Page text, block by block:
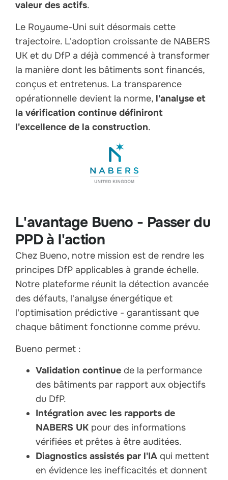
valeur des actifs.
Le Royaume-Uni suit désormais cette
trajectoire. L'adoption croissante de NABERS
UK et du DfP a déjà commencé à transformer
la manière dont les bâtiments sont financés,
conçus et entretenus. La transparence
opérationnelle devient la norme, l'analyse et
la vérification continue définiront
l'excellence de la construction.
L'avantage Bueno - Passer du
PPD à l'action
Chez Bueno, notre mission est de rendre les
principes DfP applicables à grande échelle.
Notre plateforme réunit la détection avancée
des défauts, l'analyse énergétique et
l'optimisation prédictive - garantissant que
chaque bâtiment fonctionne comme prévu.
Bueno permet :
Validation continue de la performance
des bâtiments par rapport aux objectifs
du DfP.
Intégration avec les rapports de
NABERS UK pour des informations
vérifiées et prêtes à être auditées.
Diagnostics assistés par l'IA qui mettent
en évidence les inefficacités et donnent